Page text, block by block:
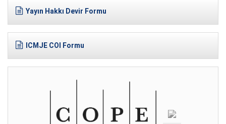
Yayın Hakkı Devir Formu
ICMJE COI Formu